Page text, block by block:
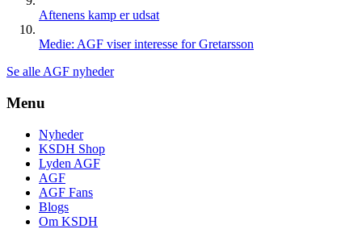
Aftenens kamp er udsat
Medie: AGF viser interesse for Gretarsson
Se alle AGF nyheder
Menu
Nyheder
KSDH Shop
Lyden AGF
AGF
AGF Fans
Blogs
Om KSDH